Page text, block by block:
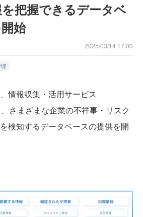
把握できるデータベ
開始
2025/03/14 17:00
情報収集・活用サービス
さまざまな企業の不祥事・リスク
検知するデータベースの提供を開